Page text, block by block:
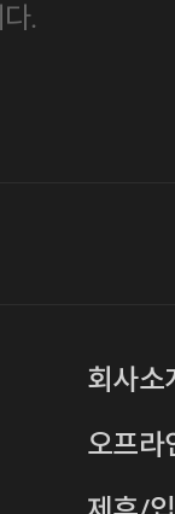
.
회사소
오프라